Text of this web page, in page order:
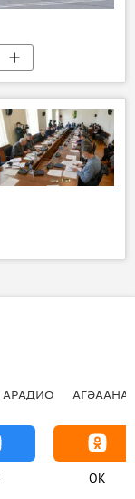
АРАДИО
OK